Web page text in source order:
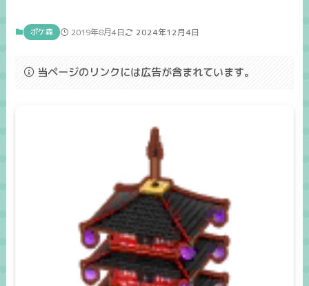
ポケ森 2019年8月4日 2024年12月4日
当ページのリンクには広告が含まれています。